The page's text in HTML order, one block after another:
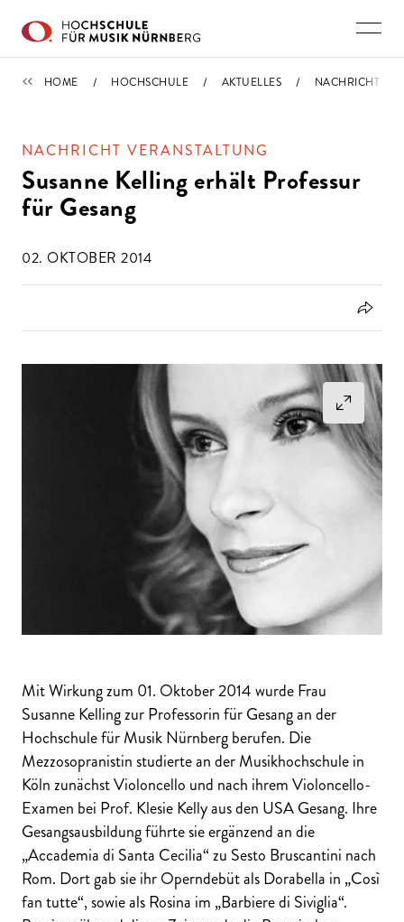
IMPORTIERT
HOME HOCHSCHULE AKTUELLES NACHRICHT
NACHRICHT VERANSTALTUNG
Susanne Kelling erhält Professur
für Gesang
02. OKTOBER 2014
Mit Wirkung zum 01. Oktober 2014 wurde Frau
Susanne Kelling zur Professorin für Gesang an der
Hochschule für Musik Nürnberg berufen. Die
Mezzosopranistin studierte an der Musikhochschule in
Köln zunächst Violoncello und nach ihrem Violoncello-
Examen bei Prof. Klesie Kelly aus den USA Gesang. Ihre
Gesangsausbildung führte sie ergänzend an die
„Accademia di Santa Cecilia“ zu Sesto Bruscantini nach
Rom. Dort gab sie ihr Operndebüt als Dorabella in „Così
fan tutte“, sowie als Rosina im „Barbiere di Siviglia“.